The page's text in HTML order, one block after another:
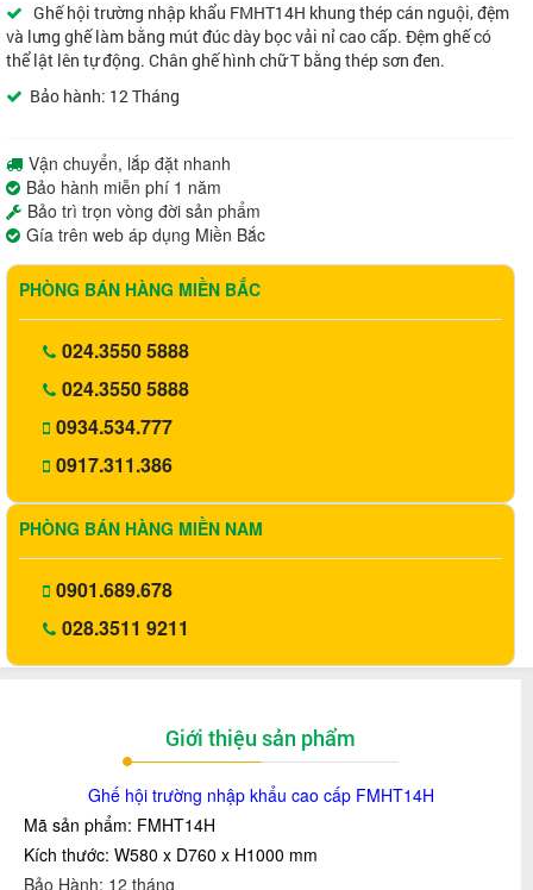
Ghế hội trường nhập khẩu FMHT14H khung thép cán nguội, đệm
và lưng ghế làm bằng mút đúc dày bọc vải nỉ cao cấp. Đệm ghế có
thể lật lên tự động. Chân ghế hình chữ T bằng thép sơn đen.
Bảo hành: 12 Tháng
Vận chuyển, lắp đặt nhanh
Bảo hành miễn phí 1 năm
Bảo trì trọn vòng đời sản phẩm
Gía trên web áp dụng Miền Bắc
PHÒNG BÁN HÀNG MIỀN BẮC
024.3550 5888
024.3550 5888
0934.534.777
0917.311.386
PHÒNG BÁN HÀNG MIỀN NAM
0901.689.678
028.3511 9211
Giới thiệu sản phẩm
Ghế hội trường nhập khẩu cao cấp FMHT14H
Mã sản phẩm: FMHT14H
Kích thước: W580 x D760 x H1000 mm
Bảo Hành: 12 tháng